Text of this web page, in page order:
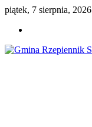
piątek, 7 sierpnia, 2026